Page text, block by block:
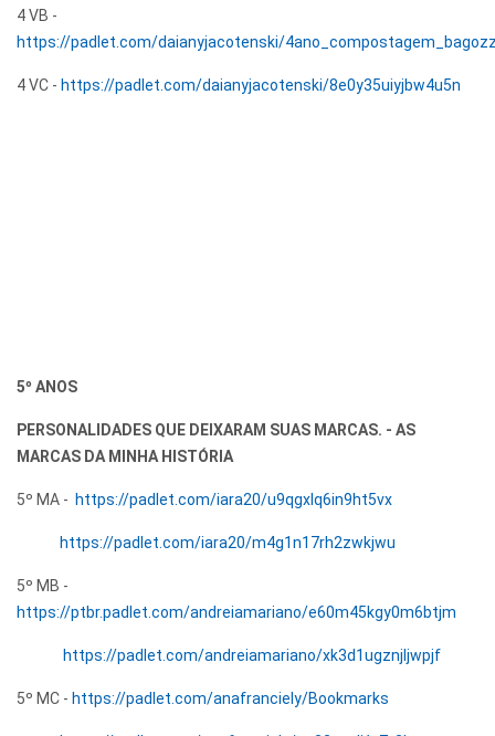
4 VB -
https://padlet.com/daianyjacotenski/
4 VC - https://padlet.com/daianyjacotenski/8e0y35uiyjbw4u5n
5º ANOS
PERSONALIDADES QUE DEIXARAM SUAS MARCAS. - AS
MARCAS DA MINHA HISTÓRIA
5º MA - https://padlet.com/iara20/u9qgxlq6in9ht5vx
https://padlet.com/iara20/m4g1n17rh2zwkjwu
5º MB -
https://ptbr.padlet.com/andreiamariano/e60m45kgy0m6btjm
https://padlet.com/andreiamariano/xk3d1ugznjljwpjf
5º MC - https://padlet.com/anafranciely/Bookmarks